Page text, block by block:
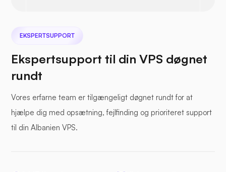
EKSPERTSUPPORT
Ekspertsupport til din VPS døgnet
rundt
Vores erfarne team er tilgængeligt døgnet rundt for at
hjælpe dig med opsætning, fejlfinding og prioriteret support
til din Albanien VPS.